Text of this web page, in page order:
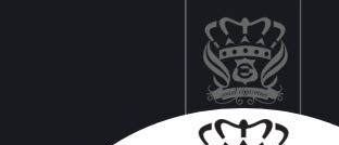
Ηλεκτρονικά Τσιγάρα
TITAN Pink Burst 8x2ml